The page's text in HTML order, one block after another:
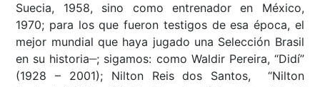
Suecia, 1958, sino como entrenador en México,
1970; para los que fueron testigos de esa época, el
mejor mundial que haya jugado una Selección Brasil
en su historia ; sigamos: como Waldir Pereira, “Didí”
(1928 – 2001); Nilton Reis dos Santos, “Nilton